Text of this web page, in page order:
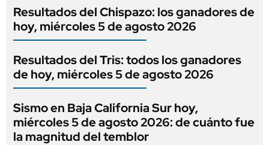
Resultados del Chispazo: los ganadores de
hoy, miércoles 5 de agosto 2026
Resultados del Tris: todos los ganadores
de hoy, miércoles 5 de agosto 2026
Sismo en Baja California Sur hoy,
miércoles 5 de agosto 2026: de cuánto fue
la magnitud del temblor